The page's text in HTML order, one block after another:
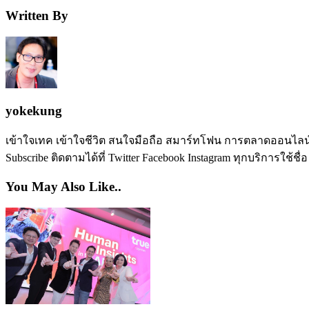
Written By
yokekung
เข้าใจเทค เข้าใจชีวิต สนใจมือถือ สมาร์ทโฟน การตลาดออนไลน์ เ
Subscribe ติดตามได้ที่ Twitter Facebook Instagram ทุกบริการใช้ชื่อ
You May Also Like..